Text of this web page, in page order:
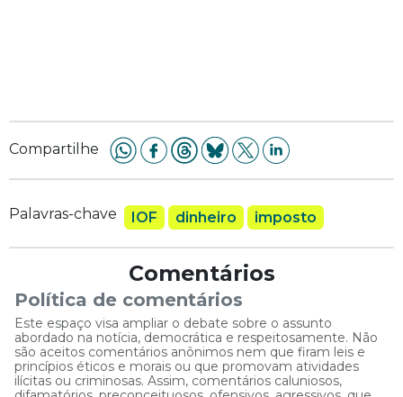
Compartilhe
Palavras-chave IOF dinheiro imposto
Comentários
Política de comentários
Este espaço visa ampliar o debate sobre o assunto
abordado na notícia, democrática e respeitosamente. Não
são aceitos comentários anônimos nem que firam leis e
princípios éticos e morais ou que promovam atividades
ilícitas ou criminosas. Assim, comentários caluniosos,